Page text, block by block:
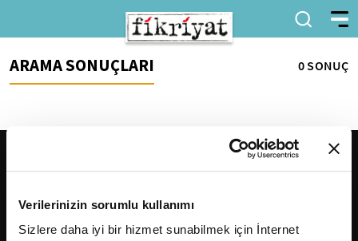
Verilerinizin sorumlu kullanımı
Sizlere daha iyi bir hizmet sunabilmek için İnternet
ARAMA SONUÇLARI 0 SONUÇ